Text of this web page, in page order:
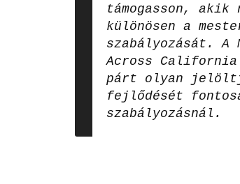
támogasson,
különösen a
szabályozását. A
Across California
párt olyan
fejlődését
szabályozásnál.